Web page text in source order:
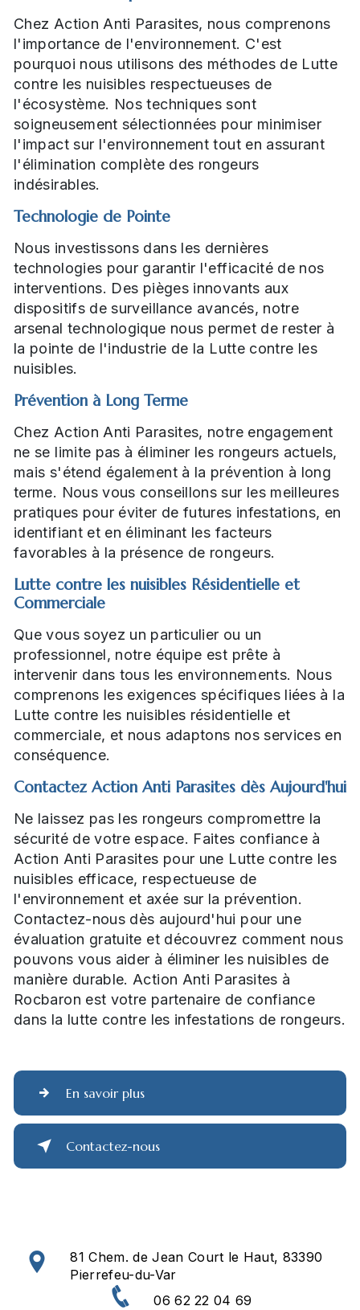
Chez Action Anti Parasites, nous comprenons
l'importance de l'environnement. C'est
pourquoi nous utilisons des méthodes de Lutte
contre les nuisibles respectueuses de
l'écosystème. Nos techniques sont
soigneusement sélectionnées pour minimiser
l'impact sur l'environnement tout en assurant
l'élimination complète des rongeurs
indésirables.
Technologie de Pointe
Nous investissons dans les dernières
technologies pour garantir l'efficacité de nos
interventions. Des pièges innovants aux
dispositifs de surveillance avancés, notre
arsenal technologique nous permet de rester à
la pointe de l'industrie de la Lutte contre les
nuisibles.
Prévention à Long Terme
Chez Action Anti Parasites, notre engagement
ne se limite pas à éliminer les rongeurs actuels,
mais s'étend également à la prévention à long
terme. Nous vous conseillons sur les meilleures
pratiques pour éviter de futures infestations, en
identifiant et en éliminant les facteurs
favorables à la présence de rongeurs.
Lutte contre les nuisibles Résidentielle et
Commerciale
Que vous soyez un particulier ou un
professionnel, notre équipe est prête à
intervenir dans tous les environnements. Nous
comprenons les exigences spécifiques liées à la
Lutte contre les nuisibles résidentielle et
commerciale, et nous adaptons nos services en
conséquence.
Contactez Action Anti Parasites dès Aujourd'hui
Ne laissez pas les rongeurs compromettre la
sécurité de votre espace. Faites confiance à
Action Anti Parasites pour une Lutte contre les
nuisibles efficace, respectueuse de
l'environnement et axée sur la prévention.
Contactez-nous dès aujourd'hui pour une
évaluation gratuite et découvrez comment nous
pouvons vous aider à éliminer les nuisibles de
manière durable. Action Anti Parasites à
Rocbaron est votre partenaire de confiance
dans la lutte contre les infestations de rongeurs.
En savoir plus
Contactez-nous
81 Chem. de Jean Court le Haut, 83390
Pierrefeu-du-Var
06 62 22 04 69